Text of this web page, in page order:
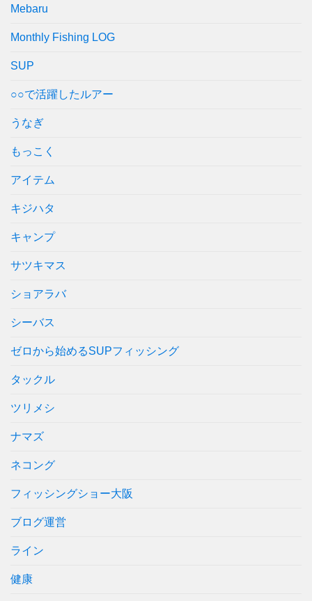
Mebaru
Monthly Fishing LOG
SUP
○○で活躍したルアー
うなぎ
もっこく
アイテム
キジハタ
キャンプ
サツキマス
ショアラバ
シーバス
ゼロから始めるSUPフィッシング
タックル
ツリメシ
ナマズ
ネコング
フィッシングショー大阪
ブログ運営
ライン
健康